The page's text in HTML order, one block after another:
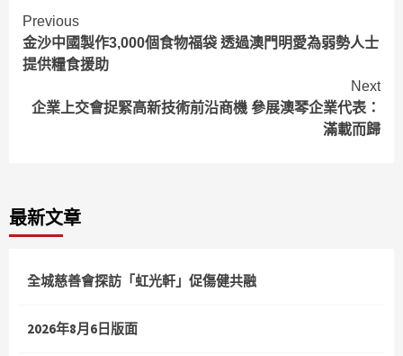
Continue
Reading
Previous
金沙中國製作3,000個食物福袋 透過澳門明愛為弱勢人士
提供糧食援助
Next
企業上交會捉緊高新技術前沿商機 參展澳琴企業代表：
滿載而歸
最新文章
全城慈善會探訪「虹光軒」促傷健共融
2026年8月6日版面